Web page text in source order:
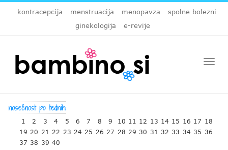
kontracepcija menstruacija menopavza
spolne bolezni
ginekologija
e-revije
1 2 3 4 5 6 7 8 9 10 11 12 13 14 15 16 17 18
19 20 21 22 23 24 25 26 27 28 29 30 31 32 33 34 35 36
37 38 39 40